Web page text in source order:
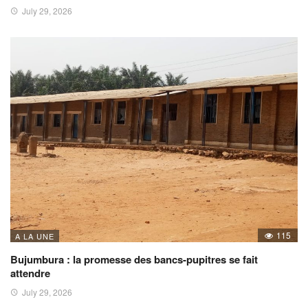
July 29, 2026
A LA UNE 115
Bujumbura : la promesse des bancs-pupitres se fait
attendre
July 29, 2026